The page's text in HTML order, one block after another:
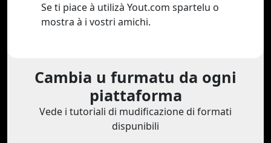
Se ti piace à utilizà Yout.com spartelu o
mostra à i vostri amichi.
Cambia u furmatu da ogni
piattaforma
Vede i tutoriali di mudificazione di formati
dispunibili